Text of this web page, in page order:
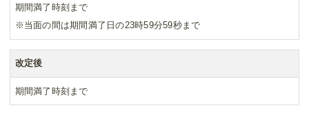
期間満了時刻まで
※当面の間は期間満了日の23時59分59秒まで
改定後
期間満了時刻まで